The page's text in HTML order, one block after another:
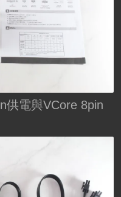
供電與VCore 8pin